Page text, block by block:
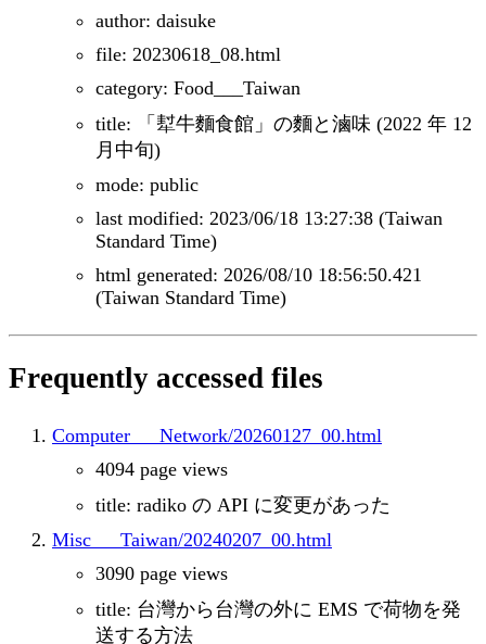
author: daisuke
file: 20230618_08.html
category: Food___Taiwan
title: 「犎牛麵食館」の麵と滷味 (2022 年 12
月中旬)
mode: public
last modified: 2023/06/18 13:27:38 (Taiwan
Standard Time)
html generated: 2026/08/10 18:56:50.421
(Taiwan Standard Time)
Frequently accessed files
Computer___Network/20260127_00.html
4094 page views
title: radiko の API に変更があった
Misc___Taiwan/20240207_00.html
3090 page views
title: 台灣から台灣の外に EMS で荷物を発
送する方法